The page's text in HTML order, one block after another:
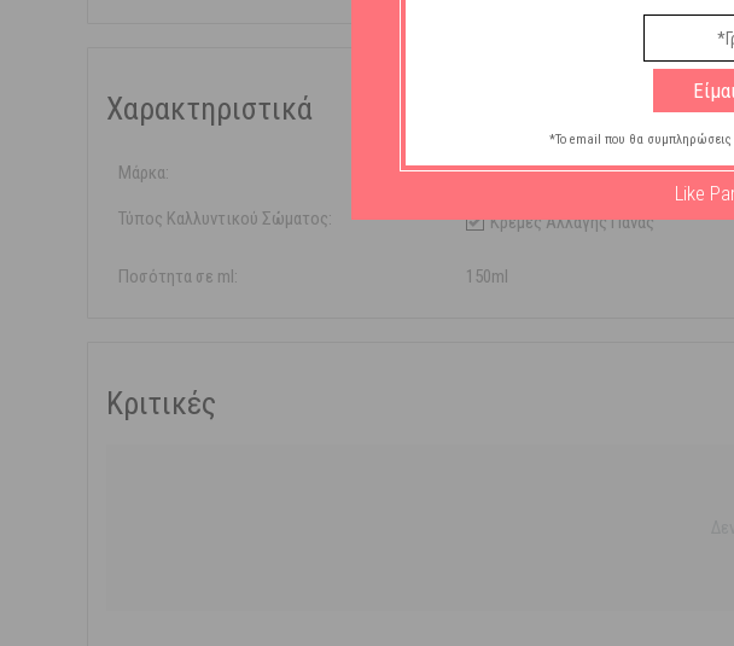
Χαρακτηριστικά
Μάρκα: Frezyderm
Τύπος Καλλυντικού Σώματος: Κρέμες Αλλαγής Πάνας
Ποσότητα σε ml: 150ml
Κριτικές
*Το email που θα συμπληρώσεις
Like